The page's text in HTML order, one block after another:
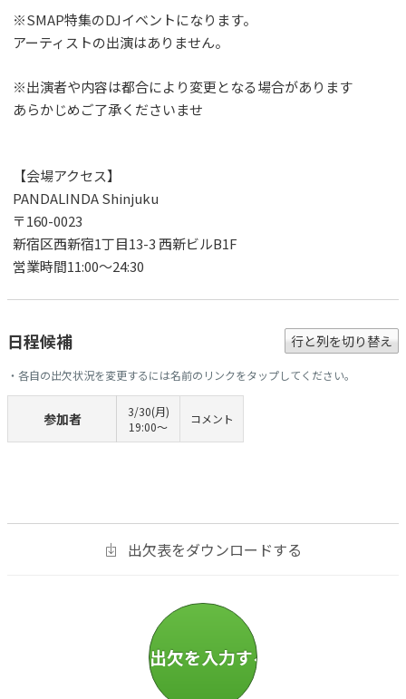
※SMAP特集のDJイベントになります。
アーティストの出演はありません。
※出演者や内容は都合により変更となる場合があります
あらかじめご了承くださいませ
【会場アクセス】
PANDALINDA Shinjuku
〒160-0023
新宿区西新宿1丁目13-3 西新ビルB1F
営業時間11:00〜24:30
日程候補 行と列を切り替え
・各自の出欠状況を変更するには名前のリンクをタップしてください。
参加者
3/30(月)
19:00〜
コメント
出欠表をダウンロードする